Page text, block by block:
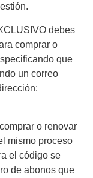
debes
comprar o
que
un correo
o renovar
mismo proceso
el código se
de abonos que